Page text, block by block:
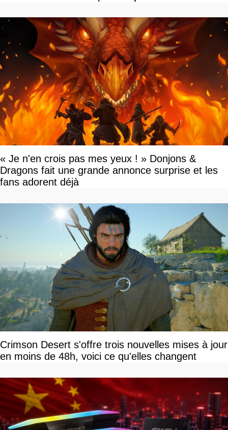
« Je n'en crois pas mes yeux ! » Donjons &
Dragons fait une grande annonce surprise et les
fans adorent déjà
Crimson Desert s'offre trois nouvelles mises à jour
en moins de 48h, voici ce qu'elles changent